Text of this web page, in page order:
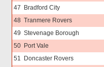
47
Bradford City
48 Tranmere Rovers
49 Stevenage Borough
50
Port Vale
51
Doncaster Rovers